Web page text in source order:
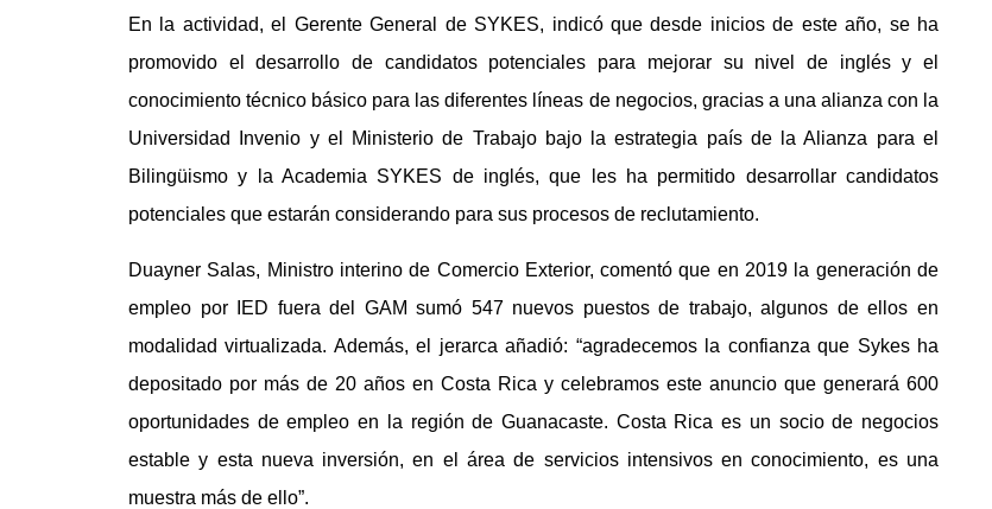
En la actividad, el Gerente General de SYKES, indicó que desde inicios de este año, se ha
promovido el desarrollo de candidatos potenciales para mejorar su nivel de inglés y el
conocimiento técnico básico para las diferentes líneas de negocios, gracias a una alianza con la
Universidad Invenio y el Ministerio de Trabajo bajo la estrategia país de la Alianza para el
Bilingüismo y la Academia SYKES de inglés, que les ha permitido desarrollar candidatos
potenciales que estarán considerando para sus procesos de reclutamiento.
Duayner Salas, Ministro interino de Comercio Exterior, comentó que en 2019 la generación de
empleo por IED fuera del GAM sumó 547 nuevos puestos de trabajo, algunos de ellos en
modalidad virtualizada. Además, el jerarca añadió: “agradecemos la confianza que Sykes ha
depositado por más de 20 años en Costa Rica y celebramos este anuncio que generará 600
oportunidades de empleo en la región de Guanacaste. Costa Rica es un socio de negocios
estable y esta nueva inversión, en el área de servicios intensivos en conocimiento, es una
muestra más de ello”.